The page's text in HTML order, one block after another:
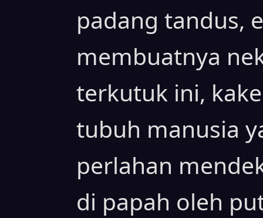
padang tandus,
membuatnya
terkutuk ini,
tubuh manusia
perlahan
di papah oleh